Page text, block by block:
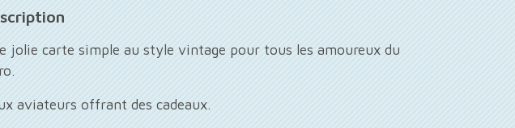
jolie carte simple au style vintage pour tous les amoureux du
aviateurs offrant des cadeaux.